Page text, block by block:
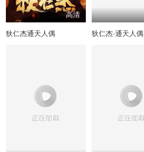
高清
狄仁杰通天人偶 狄仁杰·通天人偶